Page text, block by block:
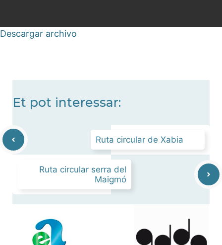
Descargar archivo
Et pot interessar:
Ruta circular de Xabia
Ruta circular serra del
Maigmó